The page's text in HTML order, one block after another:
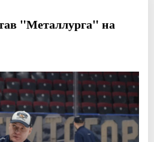
"Металлурга" на